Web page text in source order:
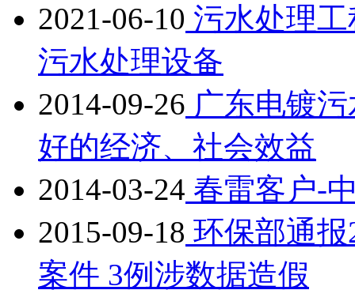
2021-06-10 污水处理
污水处理设备
2014-09-26 广东电镀
好的经济、社会效益
2014-03-24 春雷客户-
2015-09-18 环保部通
案件 3例涉数据造假